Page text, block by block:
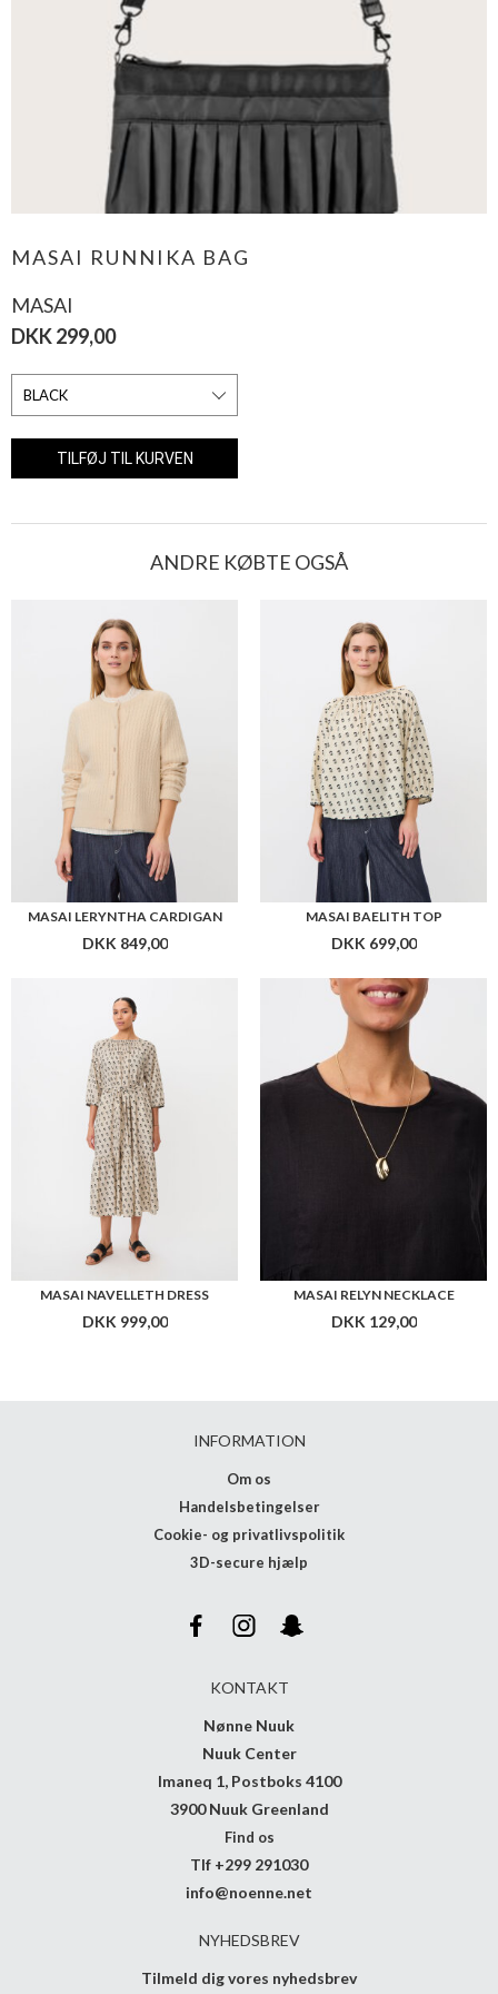
MASAI RUNNIKA BAG
MASAI
DKK 299,00
ANDRE KØBTE OGSÅ
MASAI LERYNTHA CARDIGAN
DKK 849,00
MASAI BAELITH TOP
DKK 699,00
MASAI NAVELLETH DRESS
DKK 999,00
MASAI RELYN NECKLACE
DKK 129,00
INFORMATION
Om os
Handelsbetingelser
Cookie- og privatlivspolitik
3D-secure hjælp
KONTAKT
Nønne Nuuk
Nuuk Center
Imaneq 1, Postboks 4100
3900 Nuuk Greenland
Find os
Tlf +299 291030
info@noenne.net
NYHEDSBREV
Tilmeld dig vores nyhedsbrev